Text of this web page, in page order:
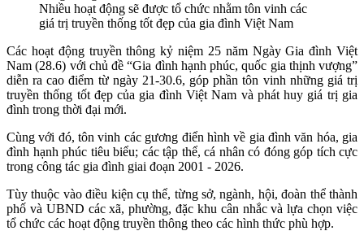
Nhiều hoạt động sẽ được tổ chức nhằm tôn vinh các
giá trị truyền thống tốt đẹp của gia đình Việt Nam
Các hoạt động truyền thông kỷ niệm 25 năm Ngày Gia đình Việt
Nam (28.6) với chủ đề “Gia đình hạnh phúc, quốc gia thịnh vượng”
diễn ra cao điểm từ ngày 21-30.6, góp phần tôn vinh những giá trị
truyền thống tốt đẹp của gia đình Việt Nam và phát huy giá trị gia
đình trong thời đại mới.
Cùng với đó, tôn vinh các gương điển hình về gia đình văn hóa, gia
đình hạnh phúc tiêu biểu; các tập thể, cá nhân có đóng góp tích cực
trong công tác gia đình giai đoạn 2001 - 2026.
Tùy thuộc vào điều kiện cụ thể, từng sở, ngành, hội, đoàn thể thành
phố và UBND các xã, phường, đặc khu cân nhắc và lựa chọn việc
tổ chức các hoạt động truyền thông theo các hình thức phù hợp.